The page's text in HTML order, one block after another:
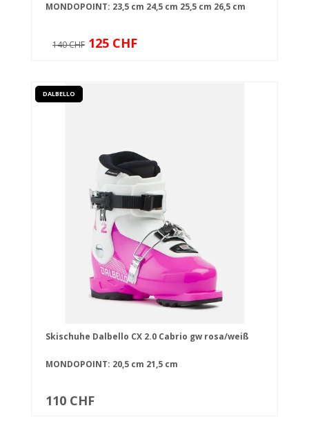
MONDOPOINT: 23,5 cm 24,5 cm 25,5 cm 26,5 cm
140 CHF 125 CHF
DALBELLO
Skischuhe Dalbello CX 2.0 Cabrio gw rosa/weiß
MONDOPOINT: 20,5 cm 21,5 cm
110 CHF